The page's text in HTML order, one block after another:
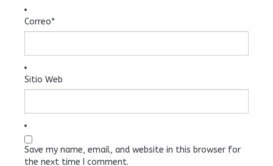
Correo*
Sitio Web
Save my name, email, and website in this browser for
the next time I comment.